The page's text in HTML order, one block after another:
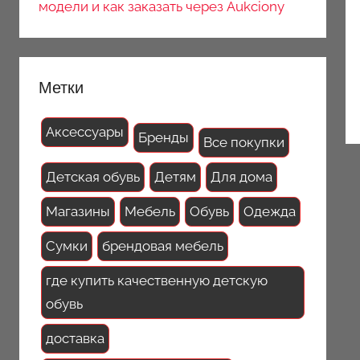
модели и как заказать через Aukciony
Метки
Аксессуары Бренды Все покупки
Детская обувь Детям Для дома
Магазины Мебель Обувь Одежда
Сумки брендовая мебель
где купить качественную детскую
обувь
доставка